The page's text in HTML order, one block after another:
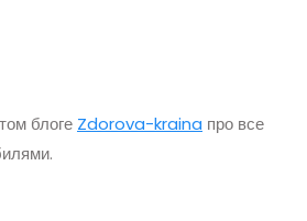
блоге Zdorova-kraina про все